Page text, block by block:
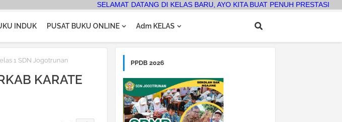
SELAMAT DATANG DI KELAS BARU, AYO KITA BUAT PENUH PRESTASI
INDUK PUSAT BUKU ONLINE Adm KELAS
1 SDN Jogotrunan
KARATE
PPDB 2026